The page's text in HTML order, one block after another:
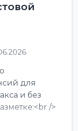
для
и без
/>